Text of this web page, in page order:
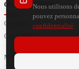
OUTILS EXTRA
Conseils
Calculateurs
Nous utilisons
pouvez
confidentialité